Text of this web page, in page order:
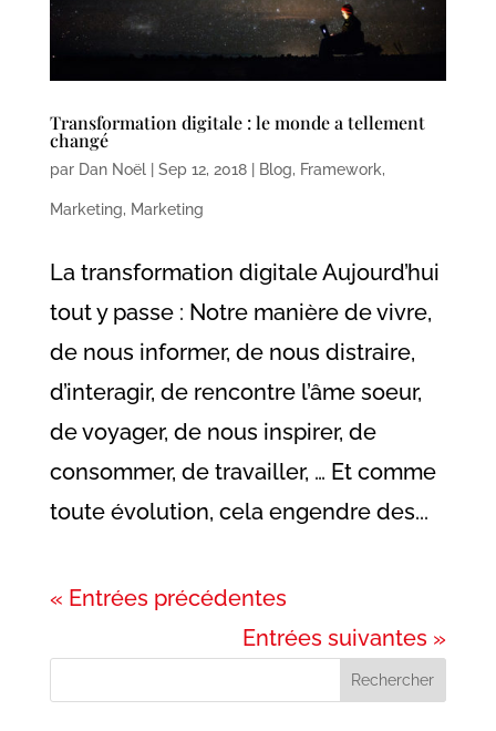
Transformation digitale : le monde a tellement
changé
par Dan Noël| Sep 12, 2018| Blog, Framework,
Marketing, Marketing
La transformation digitale Aujourd’hui
tout y passe : Notre manière de vivre,
de nous informer, de nous distraire,
d’interagir, de rencontre l’âme soeur,
de voyager, de nous inspirer, de
consommer, de travailler, … Et comme
toute évolution, cela engendre des...
« Entrées précédentes
Entrées suivantes »